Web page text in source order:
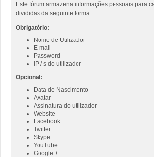
Este fórum armazena informações pessoais para
divididas da seguinte forma:
Obrigatório:
Nome de Utilizador
E-mail
Password
IP / s do utilizador
Opcional:
Data de Nascimento
Avatar
Assinatura do utilizador
Website
Facebook
Twitter
Skype
YouTube
Google +